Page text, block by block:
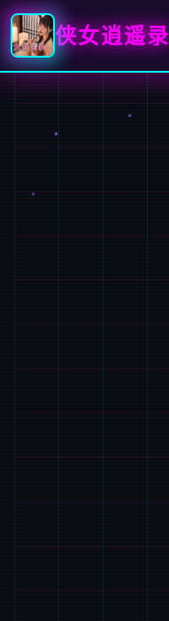
侠女逍遥录